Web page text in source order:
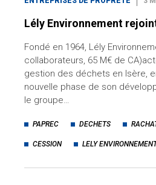
Lély Environnement
Fondé en 1964, Lély
collaborateurs, 65 M€ de
gestion des déchets en Isère,
nouvelle phase de son
le groupe…
PAPREC DECHETS
CESSION LELY